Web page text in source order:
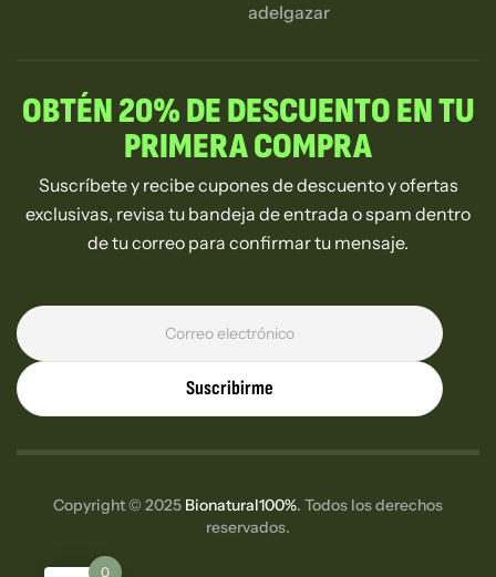
adelgazar
OBTÉN 20% DE DESCUENTO EN TU
PRIMERA COMPRA
Suscríbete y recibe cupones de descuento y ofertas
exclusivas, revisa tu bandeja de entrada o spam dentro
de tu correo para confirmar tu mensaje.
Suscribirme
Copyright © 2025 Bionatural100%. Todos los derechos
reservados.
0